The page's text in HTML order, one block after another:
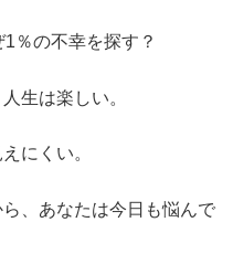
％の不幸を探す？
生は楽しい。
にくい。
、あなたは今日も悩んで